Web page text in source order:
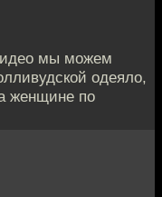
мы можем
одеяло,
женщине по